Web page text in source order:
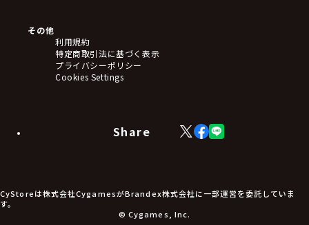
ステッカー・シール・カード
タペストリー・ポスター
アームサポーター
ブレードホルダー
食品・飲料品
アパレル小物
アクセサリー
その他
利用規約
特定商取引法に基づく表示
プライバシーポリシー
Cookies Settings
Share
X
(Twitter)
Facebook
LINE
CyStoreは株式会社CygamesがBrandex株式会社に一部運営を委託していま
す。
© Cygames, Inc.